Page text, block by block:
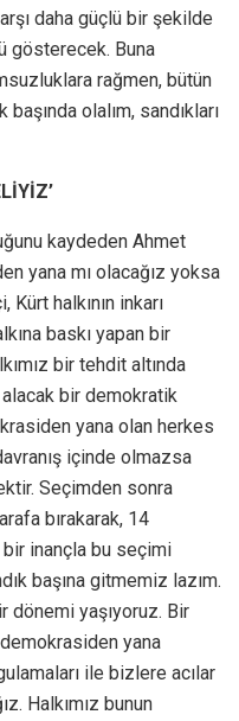
daha güçlü bir şekilde
gösterecek. Buna
rağmen, bütün
olalım, sandıkları
kaydeden Ahmet
yana mı olacağız yoksa
halkının inkarı
baskı yapan bir
bir tehdit altında
bir demokratik
yana olan herkes
içinde olmazsa
Seçimden sonra
bırakarak, 14
bir inançla bu seçimi
başına gitmemiz lazım.
dönemi yaşıyoruz. Bir
yana
ile bizlere acılar
Halkımız bunun